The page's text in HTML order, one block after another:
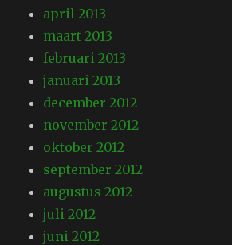
april 2013
maart 2013
februari 2013
januari 2013
december 2012
november 2012
oktober 2012
september 2012
augustus 2012
juli 2012
juni 2012